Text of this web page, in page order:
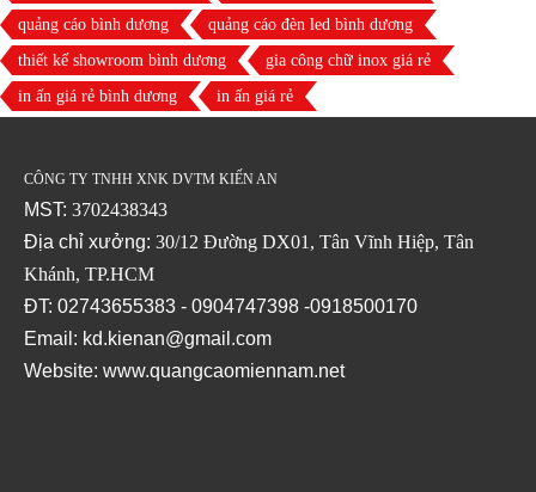
quảng cáo bình dương
quảng cáo đèn led bình dương
thiết kế showroom bình dương
gia công chữ inox giá rẻ
in ấn giá rẻ bình dương
in ấn giá rẻ
CÔNG TY TNHH XNK DVTM KIẾN AN
MST: 3702438343
Địa chỉ xưởng: 30/12 Đường DX01, Tân Vĩnh Hiệp, Tân
Khánh, TP.HCM
ĐT: 02743655383 - 0904747398 -0918500170
Email: kd.kienan@gmail.com
Website: www.quangcaomiennam.net